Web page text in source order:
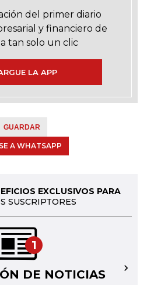
del primer diario
y financiero de
tan solo un clic
LA APP
GUARDAR
A WHATSAPP
EXCLUSIVOS PARA
SUSCRIPTORES
1
DE NOTICIAS →